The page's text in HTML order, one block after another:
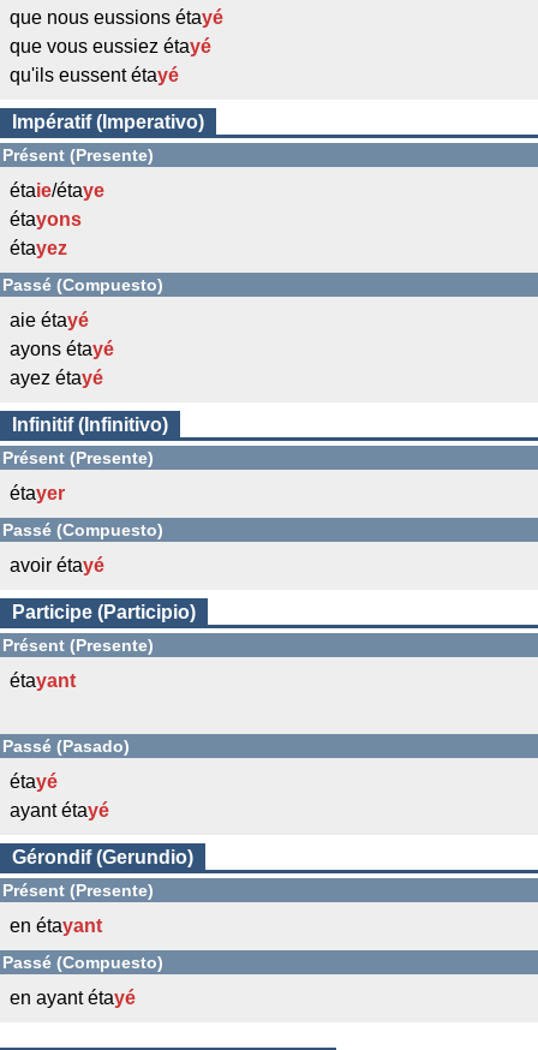
que nous eussions étayé
que vous eussiez étayé
qu'ils eussent étayé
Impératif (Imperativo)
Présent (Presente)
étaie/étaye
étayons
étayez
Passé (Compuesto)
aie étayé
ayons étayé
ayez étayé
Infinitif (Infinitivo)
Présent (Presente)
étayer
Passé (Compuesto)
avoir étayé
Participe (Participio)
Présent (Presente)
étayant
Passé (Pasado)
étayé
ayant étayé
Gérondif (Gerundio)
Présent (Presente)
en étayant
Passé (Compuesto)
en ayant étayé